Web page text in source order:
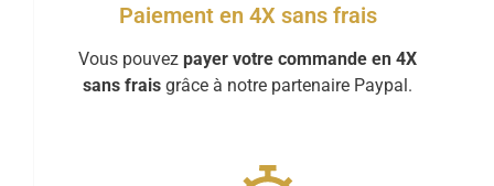
Paiement en 4X sans frais
Vous pouvez payer votre commande en 4X
sans frais grâce à notre partenaire Paypal.